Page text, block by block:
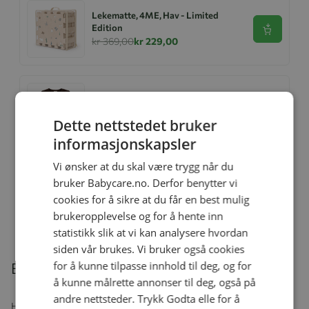
Lekematte, 4ME, Hav - Limited
Edition
kr 369,00kr 229,00
Se
kr 279,00 kr 167,40
Ullongs, Helledussen, Navy
kr 279,00kr 167,40
Beskrivelse
Høykvalitets smokkelenker er avgjørende for å holde babyens
Dette nettstedet bruker
informasjonskapsler
Vi ønsker at du skal være trygg når du
bruker Babycare.no. Derfor benytter vi
cookies for å sikre at du får en best mulig
brukeropplevelse og for å hente inn
statistikk slik at vi kan analysere hvordan
siden vår brukes. Vi bruker også cookies
for å kunne tilpasse innhold til deg, og for
å kunne målrette annonser til deg, også på
andre nettsteder. Trykk Godta elle for å